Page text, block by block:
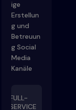
ige
Erstellun
g und
Betreuun
g Social
Media
Kanäle
FULL-
SERVICE